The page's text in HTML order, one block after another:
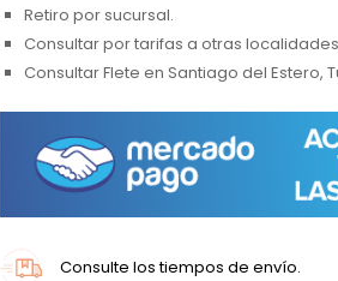
Retiro por sucursal.
Consultar por tarifas a otras
Consultar Flete en Santiago del
Consulte los tiempos de envío.